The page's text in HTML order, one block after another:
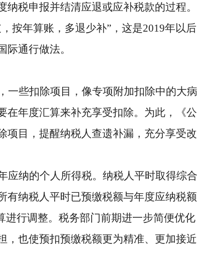
税申报并结清应退或应补税款的过程。
按年算账，多退少补”，这是2019年以后
通行做法。
一些扣除项目，像专项附加扣除中的大病
在年度汇算来补充享受扣除。为此，《公
项目，提醒纳税人查遗补漏，充分享受改
应纳的个人所得税。纳税人平时取得综合
有纳税人平时已预缴税额与年度应纳税额
进行调整。税务部门前期进一步简便优化
，也使预扣预缴税额更为精准、更加接近